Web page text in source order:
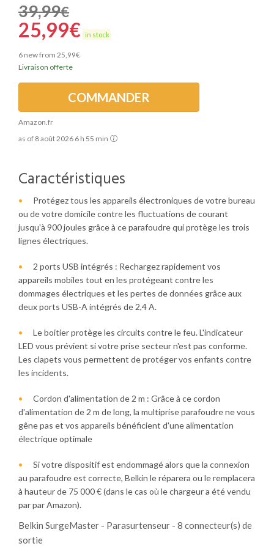
39,99€
25,99€ in stock
6 new from 25,99€
Livraison offerte
COMMANDER
Amazon.fr
as of 8 août 2026 6 h 55 min
Caractéristiques
Protégez tous les appareils électroniques de votre bureau
ou de votre domicile contre les fluctuations de courant
jusqu'à 900 joules grâce à ce parafoudre qui protège les trois
lignes électriques.
2 ports USB intégrés : Rechargez rapidement vos
appareils mobiles tout en les protégeant contre les
dommages électriques et les pertes de données grâce aux
deux ports USB-A intégrés de 2,4 A.
Le boitier protège les circuits contre le feu. L'indicateur
LED vous prévient si votre prise secteur n'est pas conforme.
Les clapets vous permettent de protéger vos enfants contre
les incidents.
Cordon d'alimentation de 2 m : Grâce à ce cordon
d'alimentation de 2 m de long, la multiprise parafoudre ne vous
gêne pas et vos appareils bénéficient d'une alimentation
électrique optimale
Si votre dispositif est endommagé alors que la connexion
au parafoudre est correcte, Belkin le réparera ou le remplacera
à hauteur de 75 000 € (dans le cas où le chargeur a été vendu
par par Amazon).
Belkin SurgeMaster - Parasurtenseur - 8 connecteur(s) de
sortie